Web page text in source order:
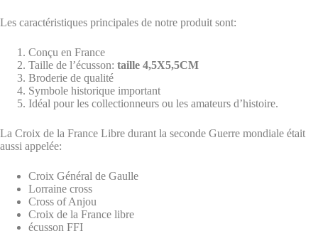
Les caractéristiques principales de notre produit sont:
Conçu en France
Taille de l’écusson: taille 4,5X5,5CM
Broderie de qualité
Symbole historique important
Idéal pour les collectionneurs ou les amateurs d’histoire.
La Croix de la France Libre durant la seconde Guerre mondiale était
aussi appelée:
Croix Général de Gaulle
Lorraine cross
Cross of Anjou
Croix de la France libre
écusson FFI